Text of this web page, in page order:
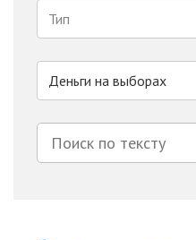
Тип
Деньги на выборах